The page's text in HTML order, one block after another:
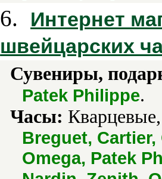
6.
Интернет
швейцарских
Сувениры,
Patek Philippe.
Часы:
Breguet,
Omega, Patek